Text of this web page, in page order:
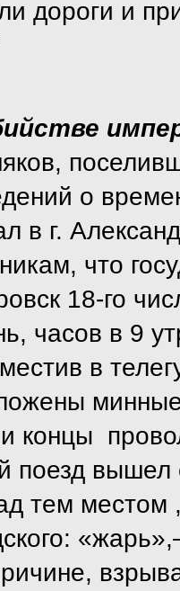
дороги и
о
в г.
что
18-го
часов в 9
в
концы
поезд вышел
тем местом